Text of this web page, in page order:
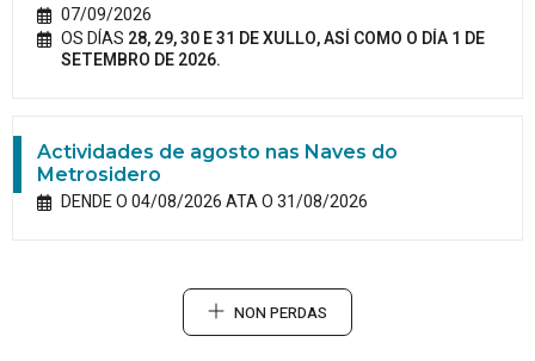
07/09/2026
OS DÍAS 28, 29, 30 E 31 DE XULLO, ASÍ COMO O DÍA 1 DE
SETEMBRO DE 2026.
Actividades de agosto nas Naves do
Metrosidero
DENDE O 04/08/2026 ATA O 31/08/2026
NON PERDAS